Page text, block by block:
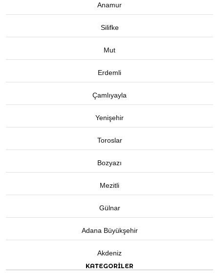
Anamur
Silifke
Mut
Erdemli
Çamlıyayla
Yenişehir
Toroslar
Bozyazı
Mezitli
Gülnar
Adana Büyükşehir
Akdeniz
KATEGORİLER